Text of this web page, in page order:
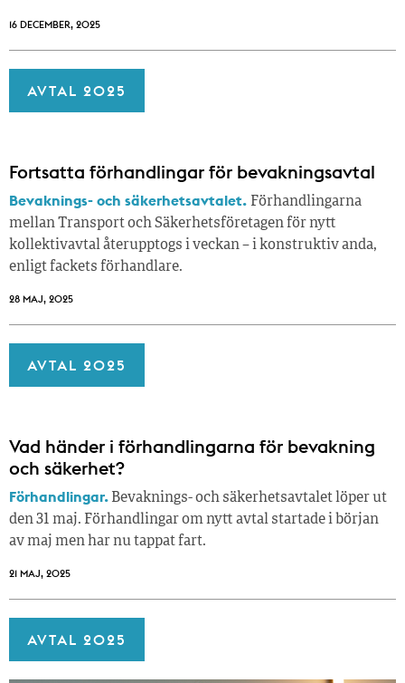
16 DECEMBER, 2025
AVTAL 2025
Fortsatta förhandlingar för bevakningsavtal
Bevaknings- och säkerhetsavtalet. Förhandlingarna
mellan Transport och Säkerhetsföretagen för nytt
kollektivavtal återupptogs i veckan – i konstruktiv anda,
enligt fackets förhandlare.
28 MAJ, 2025
AVTAL 2025
Vad händer i förhandlingarna för bevakning
och säkerhet?
Förhandlingar. Bevaknings- och säkerhetsavtalet löper ut
den 31 maj. Förhandlingar om nytt avtal startade i början
av maj men har nu tappat fart.
21 MAJ, 2025
AVTAL 2025